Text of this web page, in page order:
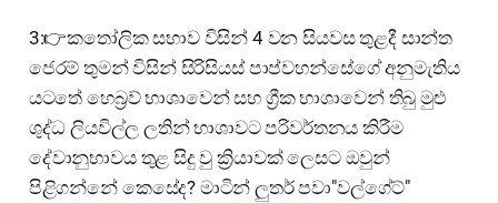
3:👉කතෝලික සභාව විසින් 4 වන සියවස තුළදී සාන්ත
ජෙරම් තුමන් විසින් සිරිසියස් පාප්වහන්සේගේ අනුමැතිය
යටතේ හෙබ්‍රව් භාශාවෙන් සහ ග්‍රීක භාශාවෙන් තිබු මුළු
ශුද්ධ ලියවිල්ල ලතින් භාශාවට පරිවර්තනය කිරීම
දේවානුභාවය තුළ සිදු වු ක්‍රියාවක් ලෙසට ඔවුන්
පිළිගන්නේ කෙසේද? මාටින් ලුතර් පවා"වල්ගේට්"